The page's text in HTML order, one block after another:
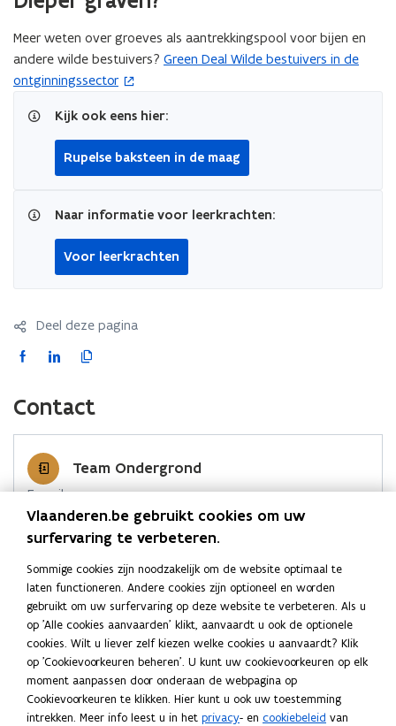
t
i
)
Meer weten over groeves als aantrekkingspool voor bijen en
andere wilde bestuivers? Green Deal Wilde bestuivers in de
ontginningssector
(
e
n
t
n
i
e
r
Kijk ook eens hier:
Rupelse baksteen in de maag
Naar informatie voor leerkrachten:
Voor leerkrachten
Deel deze pagina
F
c
e
b
L
k
e
d
i
o
p
e
n
t
i
n
i
e
K
i
e
e
i
n
k
n
a
a
r
l
e
Contact
Team Ondergrond
E-mail
beleid.omgeving@vlaanderen.be
Adres
Departement Omgeving
Team Ondergrond
Herman Teirlinckgebouw
Havenlaan 88, 1000 Brussel, België
Routeplanner
p
e
n
Postadres
Departement Omgeving
Vlaanderen.be gebruikt cookies om uw
surfervaring te verbeteren.
Sommige cookies zijn noodzakelijk om de website optimaal te
laten functioneren. Andere cookies zijn optioneel en worden
gebruikt om uw surfervaring op deze website te verbeteren. Als u
op 'Alle cookies aanvaarden' klikt, aanvaardt u ook de optionele
cookies. Wilt u liever zelf kiezen welke cookies u aanvaardt? Klik
op 'Cookievoorkeuren beheren'. U kunt uw cookievoorkeuren op elk
moment aanpassen door onderaan de webpagina op
Cookievoorkeuren te klikken. Hier kunt u ook uw toestemming
intrekken. Meer info leest u in het privacy- en cookiebeleid van